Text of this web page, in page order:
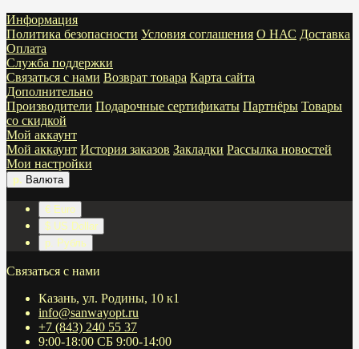
Информация
Политика безопасности Условия соглашения О НАС Доставка
Оплата
Служба поддержки
Связаться с нами Возврат товара Карта сайта
Дополнительно
Производители Подарочные сертификаты Партнёры Товары
со скидкой
Мой аккаунт
Мой аккаунт История заказов Закладки Рассылка новостей
Мои настройки
р. Валюта
€ Euro
$ US Dollar
р. Рубль
Связаться с нами
Казань, ул. Родины, 10 к1
info@sanwayopt.ru
+7 (843) 240 55 37
9:00-18:00 СБ 9:00-14:00